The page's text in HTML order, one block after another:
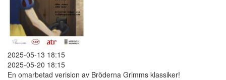
2025-05-13 18:15
2025-05-20 18:15
En omarbetad verision av Bröderna Grimms klassiker!